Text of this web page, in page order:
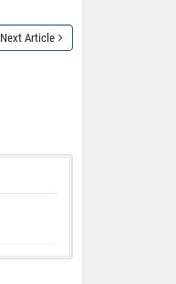
Next Article